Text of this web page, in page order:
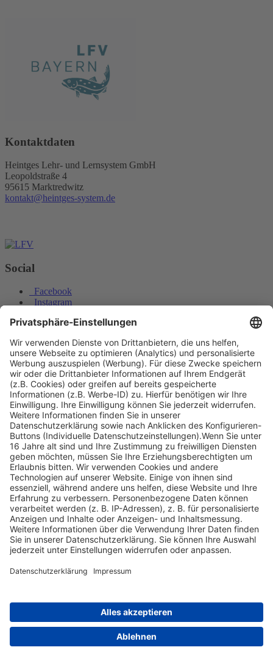
Kontaktdaten
Heintges Lehr- und Lernsystem GmbH
Leopoldstraße 4
95615 Marktredwitz
kontakt@heintges-system.de
Social
Facebook
Instagram
Impressum
Informationspflichten
Datenschutz
Widerrufsbelehrung
Wer darf sich Abwurfstangen aneignen? Welche Schalenwildart
wirft die Trophäe im gleichen Zeitraum wie das Damwild...
Nach oben scrollen
Find Your Way!
Categories
E-Learning News (3)
Heintges News(3)
Messen(2)
Jagd(8)
Expertentipps(1)
Tags